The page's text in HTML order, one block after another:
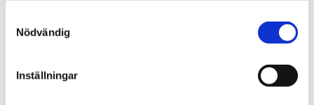
Nödvändig
Inställningar